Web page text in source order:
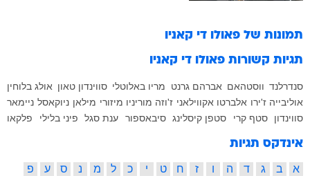
תמונות של פאולו די קאניו
תגיות קשורות פאולו די קאניו
סנדרלנד ווסטהאם אברהם גרנט מריו באלוטלי סווינדון טאון אולג בלוחין
אוליבייה ז'ירו אלברטו אקווילאני ז'וזה מוריניו מיזורי מילאן ניוקאסל ניימאר
סווינדון
סטף קרי סטפן קיסלינג סיבאספור ענת סגל פיני בלילי פלקאו
אינדקס תגיות
א ב ג ד ה ו ז ח ט י כ ל מ נ ס ע
פ